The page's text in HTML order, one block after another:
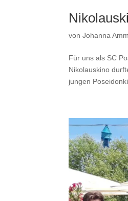
vonJohanna
Für uns als SC
Nikolauskino
jungen